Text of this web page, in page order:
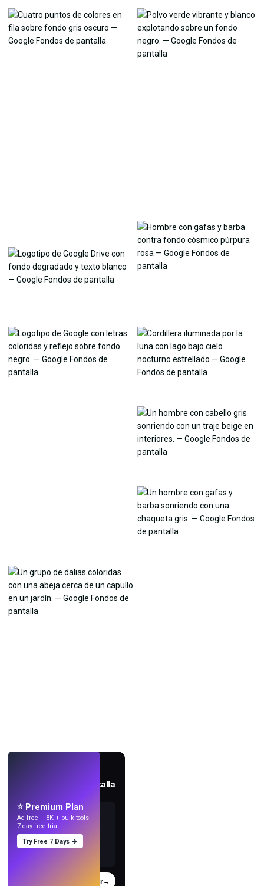
Crea fondos de pantalla
Probar →
⭐ Premium Plan
Ad-free + 8K + bulk tools.
7-day free trial.
Try Free 7 Days →